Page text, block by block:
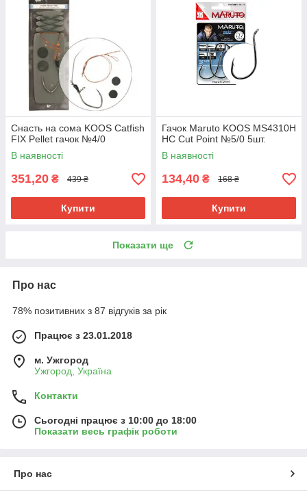
Снасть на сома KOOS Catfish
FIX Pellet гачок №4/0
В наявності
351,20 ₴ 439 ₴
Купити
Гачок Maruto KOOS MS4310H
HC Cut Point №5/0 5шт.
В наявності
134,40 ₴ 168 ₴
Купити
Показати ще
Про нас
78% позитивних з 87 відгуків за рік
Працює з 23.01.2018
м. Ужгород
Ужгород, Україна
Контакти
Сьогодні працює з 10:00 до 18:00
Показати весь графік роботи
Про нас